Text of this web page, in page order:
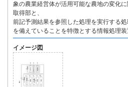
象の農業経営体が活用可能な農地の変化
取得部と、
前記予測結果を参照した処理を実行する処
を備えていることを特徴とする情報処理装
イメージ図